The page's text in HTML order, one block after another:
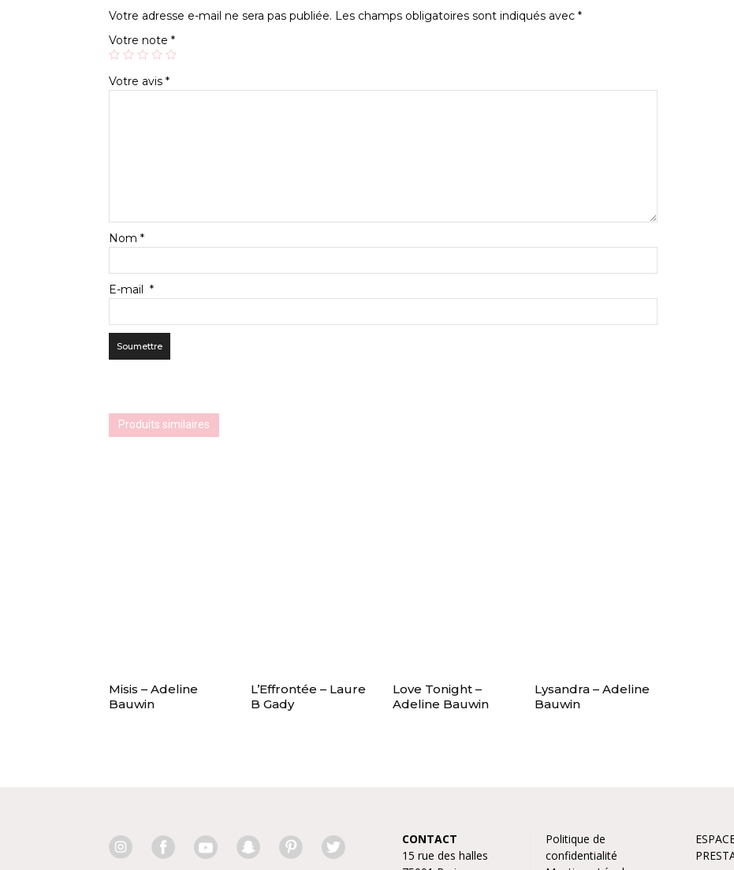
Votre adresse e-mail ne sera pas publiée. Les champs obligatoires sont indiqués avec *
Votre note *
Votre avis *
Nom *
E-mail *
Produits similaires
Misis – Adeline
Bauwin
L’Effrontée – Laure
B Gady
Love Tonight –
Adeline Bauwin
Lysandra – Adeline
Bauwin
CONTACT
15 rue des halles
Politique de
confidentialité